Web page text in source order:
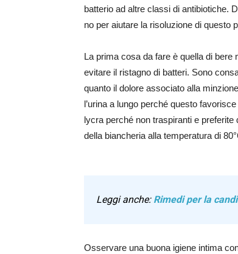
batterio ad altre classi di antibiotiche.
no per aiutare la risoluzione di questo
La prima cosa da fare è quella di bere
evitare il ristagno di batteri. Sono
quanto il dolore associato alla
l’urina a lungo perché questo
lycra perché non traspiranti e
della biancheria alla temperatura di
Leggi anche: Rimedi per la
Osservare una buona igiene intima